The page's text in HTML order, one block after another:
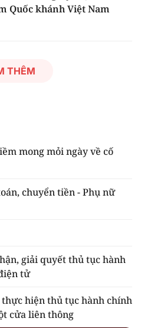
Quốc khánh Việt Nam
THÊM
mong mỏi ngày về cố
chuyển tiền - Phụ nữ
giải quyết thủ tục hành
tử
hiện thủ tục hành chính
cửa liên thông